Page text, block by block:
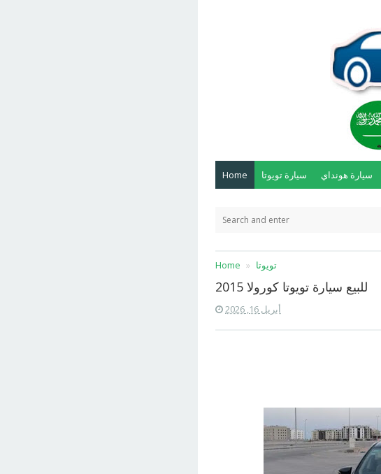
Home سيارة تويوتا سيارة هونداي
Home تويوتا
للبيع سيارة تويوتا كورولا 2015
أبريل 16, 2026